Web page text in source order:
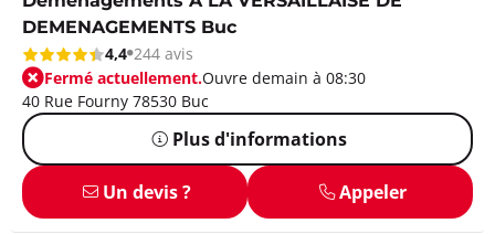
DEMENAGEMENTS Buc
4,4 244 avis
Fermé actuellement.Ouvre demain à 08:30
40 Rue Fourny 78530 Buc
Plus d'informations
Un devis ? Appeler